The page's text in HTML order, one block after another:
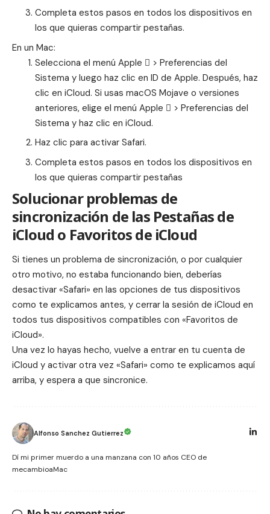
Completa estos pasos en todos los dispositivos en
los que quieras compartir pestañas.
En un Mac:
Selecciona el menú Apple  > Preferencias del
Sistema y luego haz clic en ID de Apple. Después, haz
clic en iCloud. Si usas macOS Mojave o versiones
anteriores, elige el menú Apple  > Preferencias del
Sistema y haz clic en iCloud.
Haz clic para activar Safari.
Completa estos pasos en todos los dispositivos en
los que quieras compartir pestañas
Solucionar problemas de
sincronización de las Pestañas de
iCloud o Favoritos de iCloud
Si tienes un problema de sincronización, o por cualquier
otro motivo, no estaba funcionando bien, deberías
desactivar «Safari» en las opciones de tus dispositivos
como te explicamos antes, y cerrar la sesión de iCloud en
todos tus dispositivos compatibles con «Favoritos de
iCloud».
Una vez lo hayas hecho, vuelve a entrar en tu cuenta de
iCloud y activar otra vez «Safari» como te explicamos aquí
arriba, y espera a que sincronice.
Alfonso Sanchez Gutierrez
Dí mi primer muerdo a una manzana con 10 años CEO de
mecambioaMac